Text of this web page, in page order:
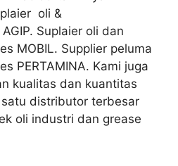
oli &
Suplaier oli dan
MOBIL. Supplier peluma
PERTAMINA. Kami juga
kualitas dan kuantitas
distributor terbesar
oli industri dan grease